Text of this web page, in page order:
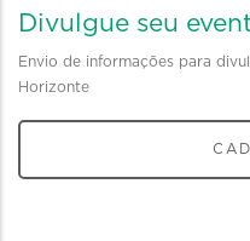
Divulgue seu
Envio de informações para
Horizonte